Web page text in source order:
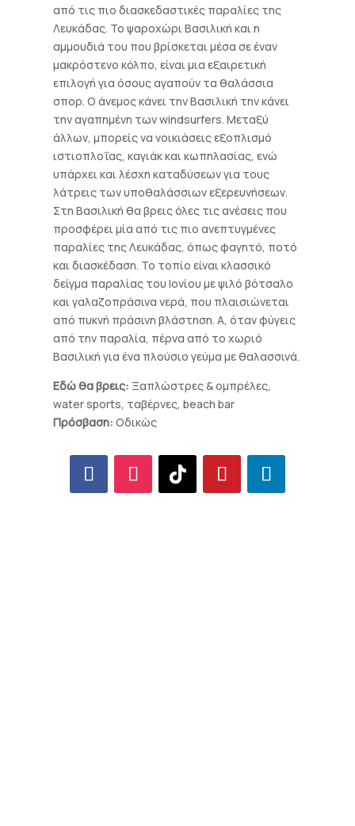
από τις πιο διασκεδαστικές παραλίες της
Λευκάδας. Το ψαροχώρι Βασιλική και η
αμμουδιά του που βρίσκεται μέσα σε έναν
μακρόστενο κόλπο, είναι μια εξαιρετική
επιλογή για όσους αγαπούν τα θαλάσσια
σπορ. Ο άνεμος κάνει την Βασιλική την κάνει
την αγαπημένη των windsurfers. Μεταξύ
άλλων, μπορείς να νοικιάσεις εξοπλισμό
ιστιοπλοΐας, καγιάκ και κωπηλασίας, ενώ
υπάρχει και λέσχη καταδύσεων για τους
λάτρεις των υποθαλάσσιων εξερευνήσεων.
Στη Βασιλική θα βρεις όλες τις ανέσεις που
προσφέρει μία από τις πιο ανεπτυγμένες
παραλίες της Λευκάδας, όπως φαγητό, ποτό
και διασκέδαση. Το τοπίο είναι κλασσικό
δείγμα παραλίας του Ιονίου με ψιλό βότσαλο
και γαλαζοπράσινα νερά, που πλαισιώνεται
από πυκνή πράσινη βλάστηση. Α, όταν φύγεις
από την παραλία, πέρνα από το χωριό
Βασιλική για ένα πλούσιο γεύμα με θαλασσινά.
Εδώ θα βρεις: Ξαπλώστρες & ομπρέλες,
water sports, ταβέρνες, beach bar
Πρόσβαση: Οδικώς